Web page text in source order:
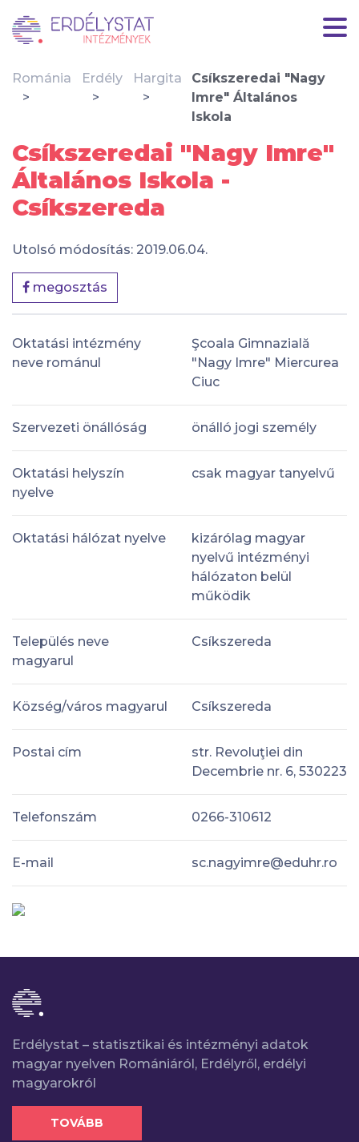
Románia Erdély Hargita
Csíkszeredai "Nagy
Imre" Általános
Iskola
Csíkszeredai "Nagy Imre"
Általános Iskola -
Csíkszereda
Utolsó módosítás: 2019.06.04.
megosztás
Oktatási intézmény
neve románul
Şcoala Gimnazială
"Nagy Imre" Miercurea
Ciuc
Szervezeti önállóság önálló jogi személy
Oktatási helyszín
nyelve
csak magyar tanyelvű
Oktatási hálózat nyelve
kizárólag magyar
nyelvű intézményi
hálózaton belül
működik
Település neve
magyarul
Csíkszereda
Község/város magyarul Csíkszereda
Postai cím
str. Revoluţiei din
Decembrie nr. 6, 530223
Telefonszám 0266-310612
E-mail sc.nagyimre@eduhr.ro
Erdélystat – statisztikai és intézményi adatok
magyar nyelven Romániáról, Erdélyről, erdélyi
magyarokról
TOVÁBB